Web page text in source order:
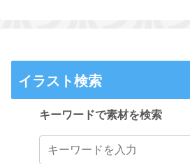
イラスト検索
キーワードで素材を検索